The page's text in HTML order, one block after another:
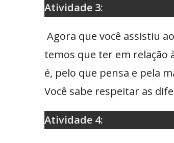
Atividade 3:
Agora que você assistiu
temos que ter em relação
é, pelo que pensa e pela
Você sabe respeitar as
Atividade 4: